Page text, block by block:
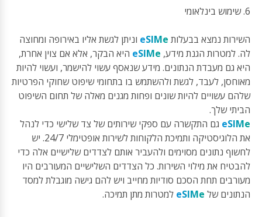
6. שימוש בינלאומי
השירות נמצא בבעלות eSIMe וניתן לגשת אליו באירופה ומחוצה
לה. למטרות הגנת מידע, eSIMe היא הבקר, אלא אם צוין אחרת,
היא גם מעבדת הנתונים. מידע שנאסף עשוי להישמר, ועשוי להיות
מאוחסן, לעבד, לגשת ולהשתמש בו בתחומי שיפוט שחוקי הפרטיות
שלהם עשויים להיות שונים ופחות מגנים מאלה של תחום השיפוט
הביתי שלך.
eSIMe גם התקשרה עם ספקי שירותים של צד שלישי כדי לנהל
את הלוגיסטיקה ותמיכת הלקוחות לשירות אופטימלי 24/7. יש
לחשוף נתונים מסוימים ולהעביר אותם לצדדים שלישיים אלה כדי
להבטיח את מילוי השירות. כל הצדדים השלישיים המעורבים היו
מעורבים תחת הסכם סודיות מחייב ויש להם גישה מוגבלת למסד
הנתונים של eSIMe למטרות מתן תמיכה.